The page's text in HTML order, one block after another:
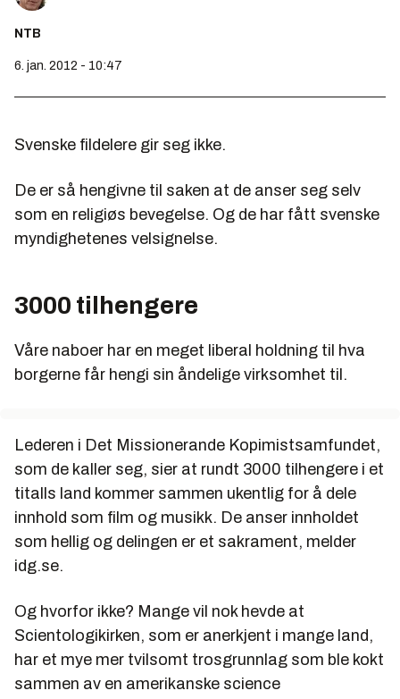
NTB
6. jan. 2012 - 10:47
Svenske fildelere gir seg ikke.
De er så hengivne til saken at de anser seg selv
som en religiøs bevegelse. Og de har fått svenske
myndighetenes velsignelse.
3000 tilhengere
Våre naboer har en meget liberal holdning til hva
borgerne får hengi sin åndelige virksomhet til.
Lederen i Det Missionerande Kopimistsamfundet,
som de kaller seg, sier at rundt 3000 tilhengere i et
titalls land kommer sammen ukentlig for å dele
innhold som film og musikk. De anser innholdet
som hellig og delingen er et sakrament, melder
idg.se.
Og hvorfor ikke? Mange vil nok hevde at
Scientologikirken, som er anerkjent i mange land,
har et mye mer tvilsomt trosgrunnlag som ble kokt
sammen av en amerikanske science